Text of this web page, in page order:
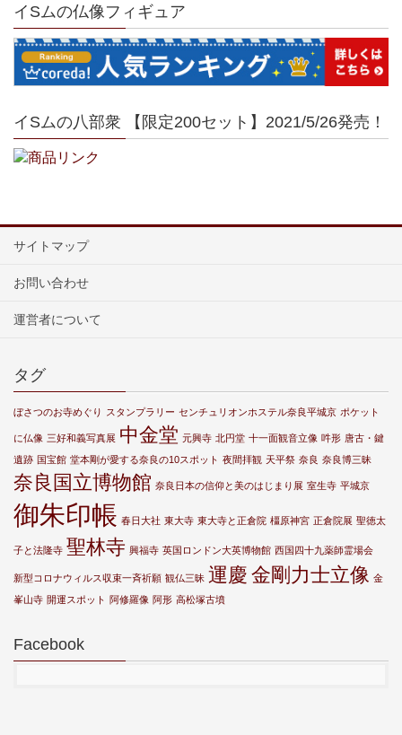
イSムの仏像フィギュア
イSムの八部衆 【限定200セット】2021/5/26発売！
サイトマップ
お問い合わせ
運営者について
タグ
ぼさつのお寺めぐり スタンプラリー センチュリオンホステル奈良平城京 ポケット
に仏像 三好和義写真展 中金堂 元興寺 北円堂 十一面観音立像 吽形 唐古・鍵
遺跡 国宝館 堂本剛が愛する奈良の10スポット 夜間拝観 天平祭 奈良 奈良博三昧
奈良国立博物館 奈良日本の信仰と美のはじまり展 室生寺 平城京
御朱印帳 春日大社 東大寺 東大寺と正倉院 橿原神宮 正倉院展 聖徳太
子と法隆寺 聖林寺 興福寺 英国ロンドン大英博物館 西国四十九薬師霊場会
新型コロナウィルス収束一斉祈願 観仏三昧 運慶 金剛力士立像 金
峯山寺 開運スポット 阿修羅像 阿形 高松塚古墳
Facebook